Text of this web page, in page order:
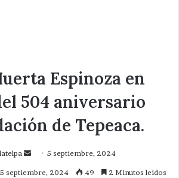
Espinoza en
504 aniversario
de Tepeaca.
Send5 septiembre, 2024
septiembre, 2024 49 2 Minutos leidos